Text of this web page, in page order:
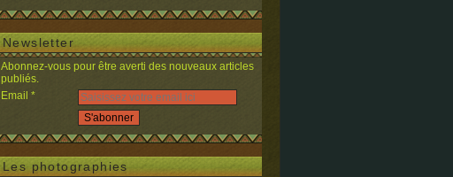
Newsletter
Abonnez-vous pour être averti des nouveaux articles
publiés.
Email
Les photographies